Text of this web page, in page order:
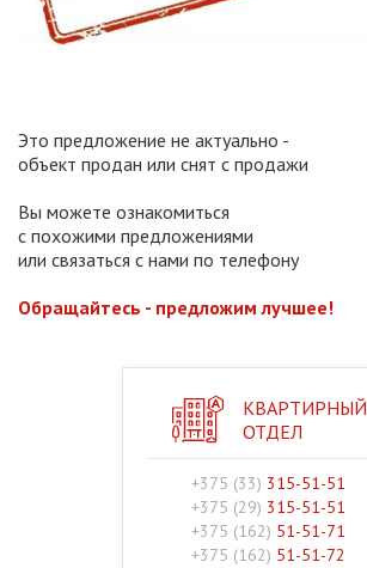
Это предложение не актуально -
объект продан или снят с продажи
Вы можете ознакомиться
с похожими предложениями
или связаться с нами по телефону
Обращайтесь - предложим лучшее!
КВАРТИРНЫЙ
ОТДЕЛ
+375 (33) 315-51-51
+375 (29) 315-51-51
+375 (162) 51-51-71
+375 (162) 51-51-72